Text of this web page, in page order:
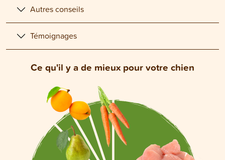
Autres conseils
Témoignages
Ce qu'il y a de mieux pour votre chien